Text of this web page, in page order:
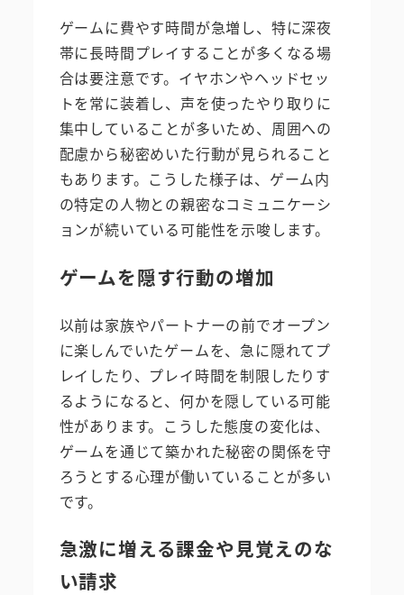
ゲームに費やす時間が急増し、特に深夜
帯に長時間プレイすることが多くなる場
合は要注意です。イヤホンやヘッドセッ
トを常に装着し、声を使ったやり取りに
集中していることが多いため、周囲への
配慮から秘密めいた行動が見られること
もあります。こうした様子は、ゲーム内
の特定の人物との親密なコミュニケーシ
ョンが続いている可能性を示唆します。
ゲームを隠す行動の増加
以前は家族やパートナーの前でオープン
に楽しんでいたゲームを、急に隠れてプ
レイしたり、プレイ時間を制限したりす
るようになると、何かを隠している可能
性があります。こうした態度の変化は、
ゲームを通じて築かれた秘密の関係を守
ろうとする心理が働いていることが多い
です。
急激に増える課金や見覚えのな
い請求